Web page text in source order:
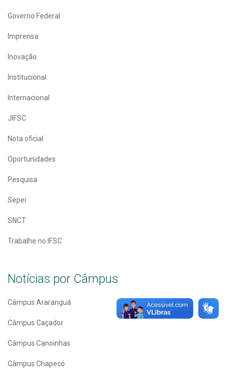
Governo Federal
Imprensa
Inovação
Institucional
Internacional
JIFSC
Nota oficial
Oportunidades
Pesquisa
Sepei
SNCT
Trabalhe no IFSC
Notícias por Câmpus
Câmpus Araranguá
Câmpus Caçador
Câmpus Canoinhas
Câmpus Chapecó